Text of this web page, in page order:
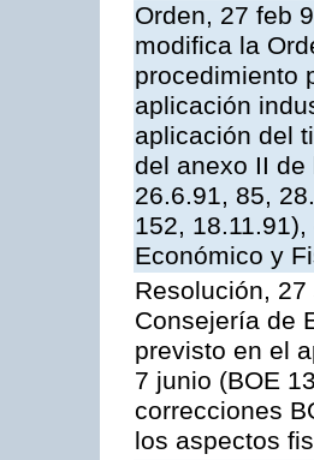
Orden, 27 feb
modifica la
procedimiento
aplicación
aplicación del
del anexo II de
26.6.91, 85,
152,
Económico y
Resolución,
Consejería de
previsto en el
7 junio (BOE
correcciones
los aspectos